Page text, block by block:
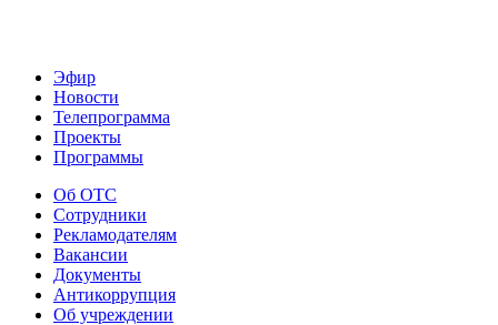
Эфир
Новости
Телепрограмма
Проекты
Программы
Об ОТС
Сотрудники
Рекламодателям
Вакансии
Документы
Антикоррупция
Об учреждении